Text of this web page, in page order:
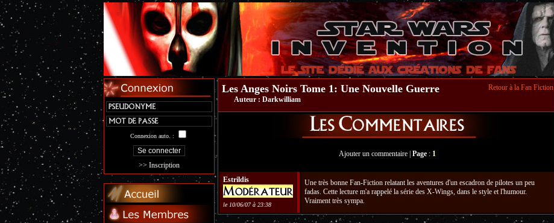
Connexion auto. :
>> Inscription
Retour à la Fan Fiction
Les Anges Noirs Tome 1: Une Nouvelle Guerre
Auteur : Darkwilliam
Ajouter un commentaire |Page : 1
Estrildis
le 10/06/07 à 23:38
Une très bonne Fan-Fiction relatant les aventures d'un escadron de pilotes un peu
fadas. Cette lecture m'a rappelé la série des X-Wings, dans le style et l'humour.
Vraiment très sympa.